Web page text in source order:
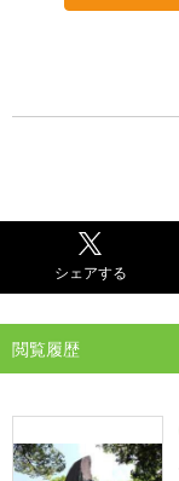
シェアする
閲覧履歴